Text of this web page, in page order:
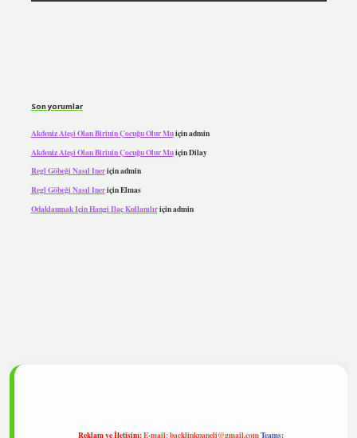
Son yorumlar
Akdeniz Ateşi Olan Birinin Çocuğu Olur Muiçinadmin
Akdeniz Ateşi Olan Birinin Çocuğu Olur MuiçinDilay
Regl Göbeği Nasıl Ineriçinadmin
Regl Göbeği Nasıl IneriçinElmas
Odaklanmak Için Hangi Ilaç Kullanılıriçinadmin
Reklam ve İletişim:E-mail:backlinkpaneli@gmail.comTeams: